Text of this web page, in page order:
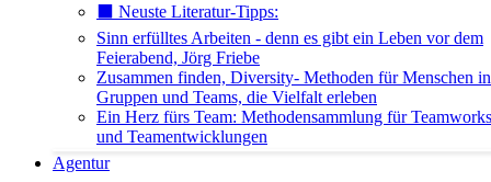
⬛️ Neuste Literatur-Tipps:
Sinn erfülltes Arbeiten - denn es gibt ein Leben vor dem
Feierabend, Jörg Friebe
Zusammen finden, Diversity- Methoden für Menschen in
Gruppen und Teams, die Vielfalt erleben
Ein Herz fürs Team: Methodensammlung für
und Teamentwicklungen
Agentur